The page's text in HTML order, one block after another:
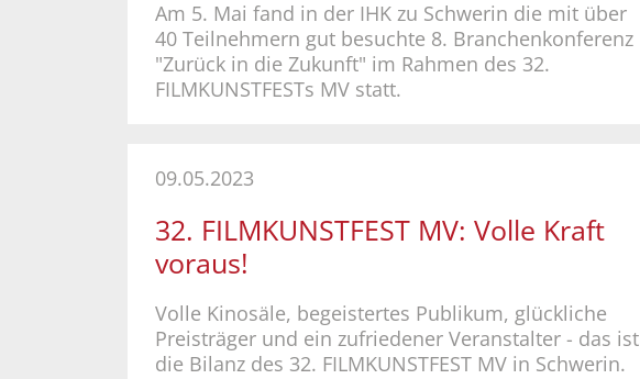
Am 5. Mai fand in der IHK zu Schwerin die mit über
40 Teilnehmern gut besuchte 8. Branchenkonferenz
"Zurück in die Zukunft" im Rahmen des 32.
FILMKUNSTFESTs MV statt.
09.05.2023
32. FILMKUNSTFEST MV: Volle Kraft
voraus!
Volle Kinosäle, begeistertes Publikum, glückliche
Preisträger und ein zufriedener Veranstalter - das ist
die Bilanz des 32. FILMKUNSTFEST MV in Schwerin.